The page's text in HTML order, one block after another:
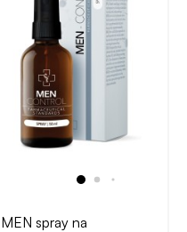
MEN spray na